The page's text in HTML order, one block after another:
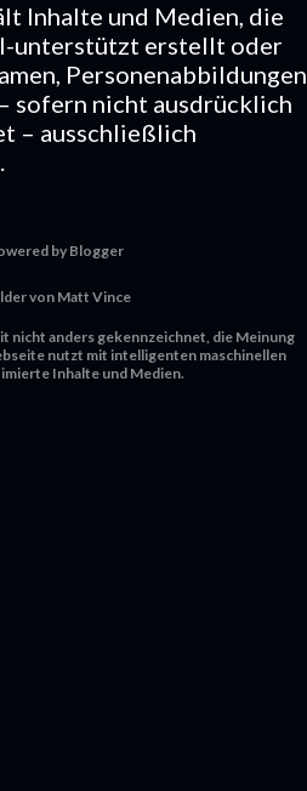
Inhalte und Medien, die
unterstützt erstellt oder
Personenabbildungen
sofern nicht ausdrücklich
– ausschließlich
by Blogger
von Matt Vince
nicht anders gekennzeichnet, die Meinung
nutzt mit intelligenten maschinellen
Inhalte und Medien.